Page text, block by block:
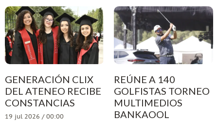
GENERACIÓN CLIX
DEL ATENEO RECIBE
CONSTANCIAS
19 jul 2026 / 00:00
REÚNE A 140
GOLFISTAS TORNEO
MULTIMEDIOS
BANKAOOL